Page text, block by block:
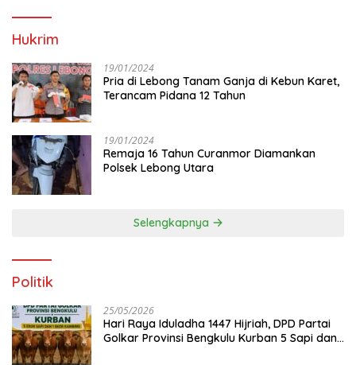
Hukrim
19/01/2024
Pria di Lebong Tanam Ganja di Kebun Karet,
Terancam Pidana 12 Tahun
19/01/2024
Remaja 16 Tahun Curanmor Diamankan
Polsek Lebong Utara
Selengkapnya
Politik
25/05/2026
Hari Raya Iduladha 1447 Hijriah, DPD Partai
Golkar Provinsi Bengkulu Kurban 5 Sapi dan 1